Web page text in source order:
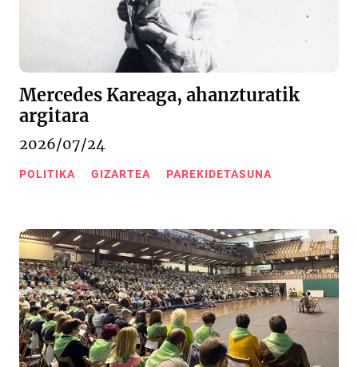
Mercedes Kareaga, ahanzturatik
argitara
2026/07/24
POLITIKA GIZARTEA PAREKIDETASUNA